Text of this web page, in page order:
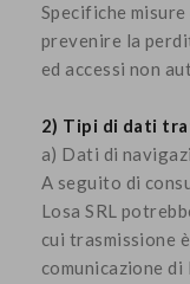
Specifiche
prevenire la
ed accessi non
2) Tipi di dati
a) Dati di
A seguito di
Losa SRL
cui trasmissione
comunicazione